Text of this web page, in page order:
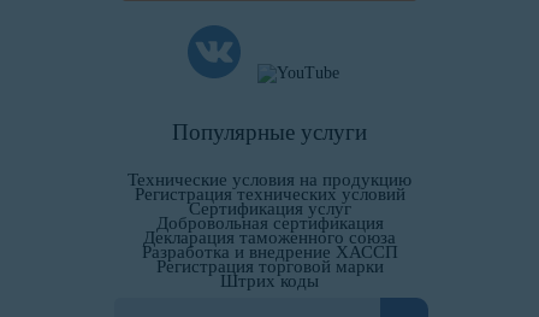
Популярные услуги
Технические условия на продукцию
Регистрация технических условий
Сертификация услуг
Добровольная сертификация
Декларация таможенного союза
Разработка и внедрение ХАССП
Регистрация торговой марки
Штрих коды